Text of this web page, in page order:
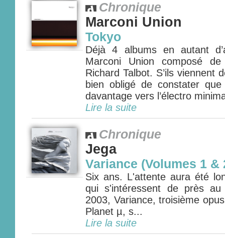
Chronique
Marconi Union
Tokyo
Déjà 4 albums en autant
Marconi Union composé
Richard Talbot. S’ils viennent
bien obligé de constater
davantage vers l’électro
Lire la suite
Chronique
Jega
Variance (Volumes 1 &
Six ans. L'attente aura été
qui s'intéressent de près
2003, Variance, troisième
Planet µ, s...
Lire la suite